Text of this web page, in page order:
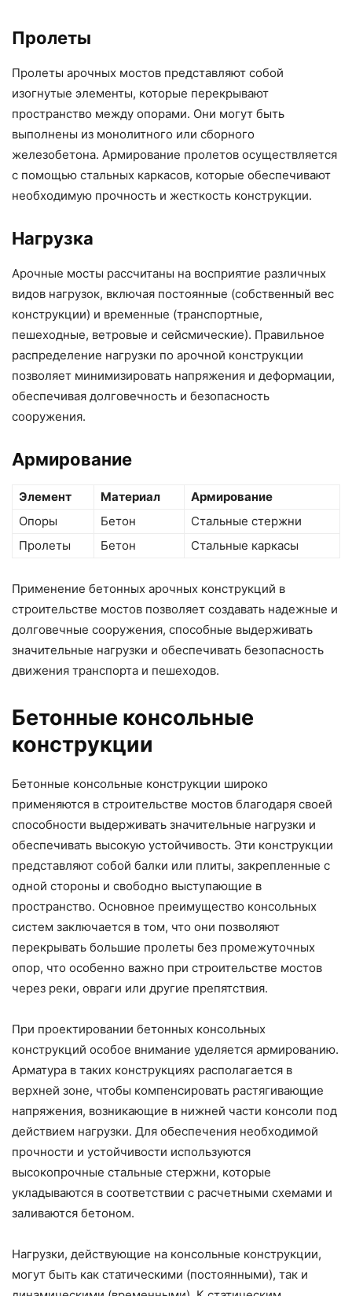
Пролеты
Пролеты арочных мостов представляют собой
изогнутые элементы, которые перекрывают
пространство между опорами. Они могут быть
выполнены из монолитного или сборного
железобетона. Армирование пролетов осуществляется
с помощью стальных каркасов, которые обеспечивают
необходимую прочность и жесткость конструкции.
Нагрузка
Арочные мосты рассчитаны на восприятие различных
видов нагрузок, включая постоянные (собственный вес
конструкции) и временные (транспортные,
пешеходные, ветровые и сейсмические). Правильное
распределение нагрузки по арочной конструкции
позволяет минимизировать напряжения и деформации,
обеспечивая долговечность и безопасность
сооружения.
Армирование
Элемент Материал
Армирование
Опоры
Бетон
Стальные стержни
Пролеты
Бетон Стальные каркасы
Применение бетонных арочных конструкций в
строительстве мостов позволяет создавать надежные и
долговечные сооружения, способные выдерживать
значительные нагрузки и обеспечивать безопасность
движения транспорта и пешеходов.
Бетонные консольные
конструкции
Бетонные консольные конструкции широко
применяются в строительстве мостов благодаря своей
способности выдерживать значительные нагрузки и
обеспечивать высокую устойчивость. Эти конструкции
представляют собой балки или плиты, закрепленные с
одной стороны и свободно выступающие в
пространство. Основное преимущество консольных
систем заключается в том, что они позволяют
перекрывать большие пролеты без промежуточных
опор, что особенно важно при строительстве мостов
через реки, овраги или другие препятствия.
При проектировании бетонных консольных
конструкций особое внимание уделяется армированию.
Арматура в таких конструкциях располагается в
верхней зоне, чтобы компенсировать растягивающие
напряжения, возникающие в нижней части консоли под
действием нагрузки. Для обеспечения необходимой
прочности и устойчивости используются
высокопрочные стальные стержни, которые
укладываются в соответствии с расчетными схемами и
заливаются бетоном.
Нагрузки, действующие на консольные конструкции,
могут быть как статическими (постоянными), так и